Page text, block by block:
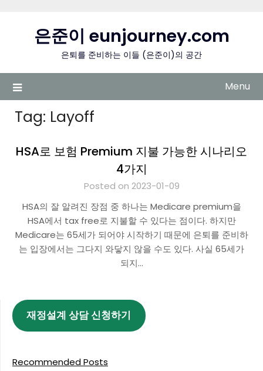
content은준이 eunjourney.com
은퇴를 준비하는 이들 (은준이)의 공간
Menu
Tag: Layoff
HSA로 보험 Premium 지불 가능한 시나리오
4가지
Posted on 2023-01-09
HSA의 잘 알려진 장점 중 하나는 Medicare premium을
HSA에서 tax free로 지불할 수 있다는 점이다. 하지만
Medicare는 65세가 되어야 시작하기 때문에 은퇴를 준비하
는 입장에서는 그다지 와닿지 않을 수도 있다. 사실 65세가
되지…
재정설계 상담 신청하기
Recommended Posts